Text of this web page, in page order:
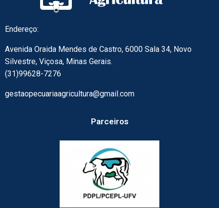
Endereço:
Avenida Oraida Mendes de Castro, 6000 Sala 34, Novo
Silvestre, Viçosa, Minas Gerais.
(31)99628-7276
gestaopecuariaagricultura@gmail.com
Parceiros